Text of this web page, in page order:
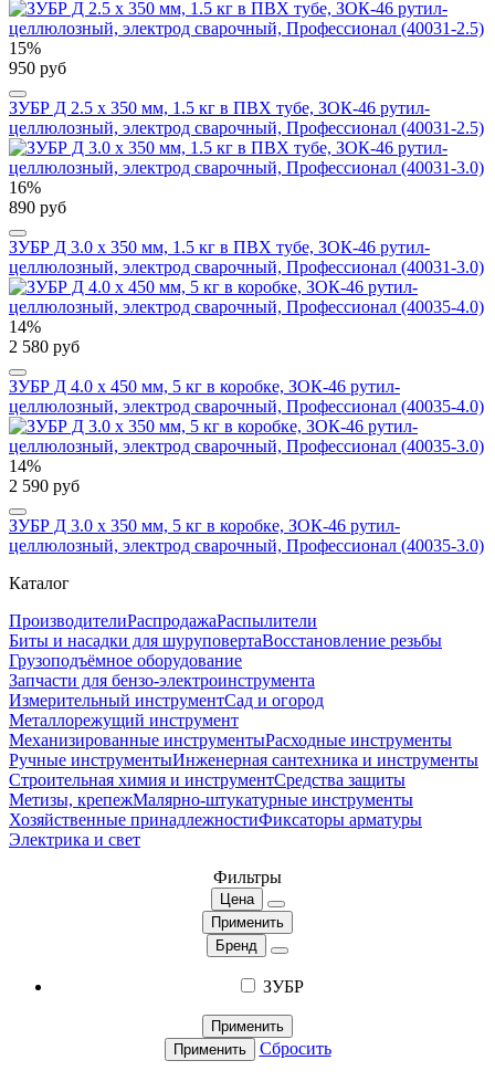
15%
950 руб
ЗУБР Д 2.5 х 350 мм, 1.5 кг в ПВХ тубе, ЗОК-46 рутил-
целлюлозный, электрод сварочный, Профессионал (40031-2.5)
16%
890 руб
ЗУБР Д 3.0 х 350 мм, 1.5 кг в ПВХ тубе, ЗОК-46 рутил-
целлюлозный, электрод сварочный, Профессионал (40031-3.0)
14%
2 580 руб
ЗУБР Д 4.0 х 450 мм, 5 кг в коробке, ЗОК-46 рутил-
целлюлозный, электрод сварочный, Профессионал (40035-4.0)
14%
2 590 руб
ЗУБР Д 3.0 х 350 мм, 5 кг в коробке, ЗОК-46 рутил-
целлюлозный, электрод сварочный, Профессионал (40035-3.0)
Каталог
ПроизводителиРаспродажаРаспылители
Биты и насадки для шуруповертаВосстановление резьбы
Грузоподъёмное оборудование
Запчасти для бензо-электроинструмента
Измерительный инструментСад и огород
Металлорежущий инструмент
Механизированные инструментыРасходные инструменты
Ручные инструментыИнженерная сантехника и инструменты
Строительная химия и инструментСредства защиты
Метизы, крепежМалярно-штукатурные инструменты
Хозяйственные принадлежностиФиксаторы арматуры
Электрика и свет
Фильтры
Цена
Применить
Бренд
ЗУБР
Применить
Применить
Сбросить